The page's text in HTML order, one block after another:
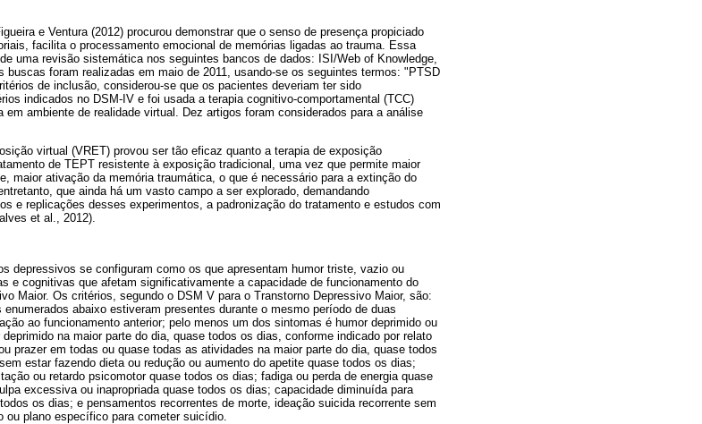
e Ventura (2012) procurou demonstrar que o senso de presença propiciado
facilita o processamento emocional de memórias ligadas ao trauma. Essa
uma revisão sistemática nos seguintes bancos de dados: ISI/Web of Knowledge,
foram realizadas em maio de 2011, usando-se os seguintes termos: "PTSD
de inclusão, considerou-se que os pacientes deveriam ter sido
indicados no DSM-IV e foi usada a terapia cognitivo-comportamental (TCC)
ambiente de realidade virtual. Dez artigos foram considerados para a análise
virtual (VRET) provou ser tão eficaz quanto a terapia de exposição
de TEPT resistente à exposição tradicional, uma vez que permite maior
maior ativação da memória traumática, o que é necessário para a extinção do
que ainda há um vasto campo a ser explorado, demandando
e replicações desses experimentos, a padronização do tratamento e estudos com
et al., 2012).
depressivos se configuram como os que apresentam humor triste, vazio ou
e cognitivas que afetam significativamente a capacidade de funcionamento do
Maior. Os critérios, segundo o DSM V para o Transtorno Depressivo Maior, são:
abaixo estiveram presentes durante o mesmo período de duas
ao funcionamento anterior; pelo menos um dos sintomas é humor deprimido ou
na maior parte do dia, quase todos os dias, conforme indicado por relato
prazer em todas ou quase todas as atividades na maior parte do dia, quase todos
estar fazendo dieta ou redução ou aumento do apetite quase todos os dias;
ou retardo psicomotor quase todos os dias; fadiga ou perda de energia quase
excessiva ou inapropriada quase todos os dias; capacidade diminuída para
os dias; e pensamentos recorrentes de morte, ideação suicida recorrente sem
plano específico para cometer suicídio.